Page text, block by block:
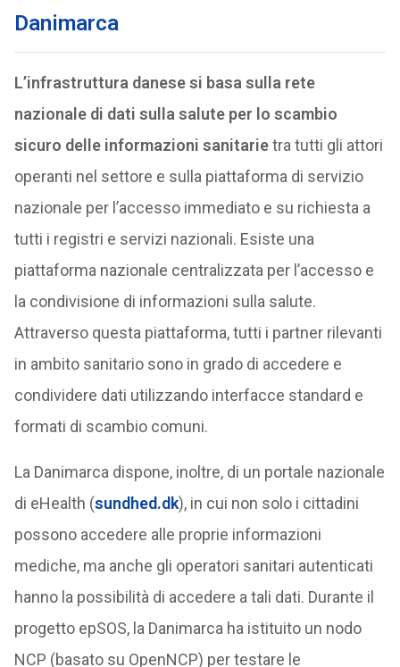
Danimarca
L’infrastruttura danese si basa sulla rete
nazionale di dati sulla salute per lo scambio
sicuro delle informazioni sanitarietra tutti gli attori
operanti nel settore e sulla piattaforma di servizio
nazionale per l’accesso immediato e su richiesta a
tutti i registri e servizi nazionali. Esiste una
piattaforma nazionale centralizzata per l’accesso e
la condivisione di informazioni sulla salute.
Attraverso questa piattaforma, tutti i partner rilevanti
in ambito sanitario sono in grado di accedere e
condividere dati utilizzando interfacce standard e
formati di scambio comuni.
La Danimarca dispone, inoltre, di un portale nazionale
di eHealth (sundhed.dk), in cui non solo i cittadini
possono accedere alle proprie informazioni
mediche, ma anche gli operatori sanitari autenticati
hanno la possibilità di accedere a tali dati. Durante il
progetto epSOS, la Danimarca ha istituito un nodo
NCP (basato su OpenNCP) per testare le